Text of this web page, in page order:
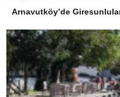
Arnavutköy’de